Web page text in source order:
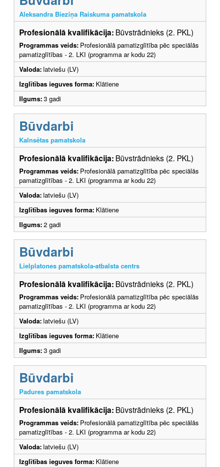
Aleksandra Bieziņa Raiskuma pamatskola
Profesionālā kvalifikācija: Būvstrādnieks (2. PKL)
Programmas veids: Profesionālā pamatizglītība pēc speciālās
pamatizglītības - 2. LKI (programma ar kodu 22)
Valoda:latviešu (LV)
Izglītības ieguves forma: Klātiene
Ilgums:3 gadi
Būvdarbi
Kalnsētas pamatskola
Profesionālā kvalifikācija: Būvstrādnieks (2. PKL)
Programmas veids: Profesionālā pamatizglītība pēc speciālās
pamatizglītības - 2. LKI (programma ar kodu 22)
Valoda:latviešu (LV)
Izglītības ieguves forma: Klātiene
Ilgums:2 gadi
Būvdarbi
Lielplatones pamatskola-atbalsta centrs
Profesionālā kvalifikācija: Būvstrādnieks (2. PKL)
Programmas veids: Profesionālā pamatizglītība pēc speciālās
pamatizglītības - 2. LKI (programma ar kodu 22)
Valoda:latviešu (LV)
Izglītības ieguves forma: Klātiene
Ilgums:3 gadi
Būvdarbi
Padures pamatskola
Profesionālā kvalifikācija: Būvstrādnieks (2. PKL)
Programmas veids: Profesionālā pamatizglītība pēc speciālās
pamatizglītības - 2. LKI (programma ar kodu 22)
Valoda:latviešu (LV)
Izglītības ieguves forma: Klātiene